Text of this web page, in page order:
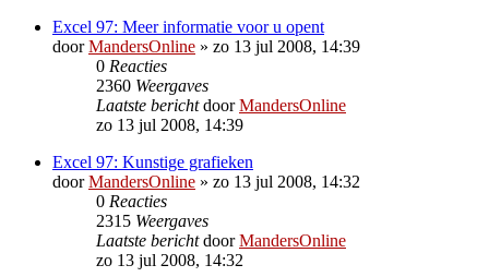
Excel 97: Meer informatie voor u opent
doorMandersOnline » zo 13 jul 2008, 14:39
0 Reacties
2360 Weergaves
Laatste berichtdoorMandersOnline
zo 13 jul 2008, 14:39
Excel 97: Kunstige grafieken
doorMandersOnline » zo 13 jul 2008, 14:32
0 Reacties
2315 Weergaves
Laatste berichtdoorMandersOnline
zo 13 jul 2008, 14:32